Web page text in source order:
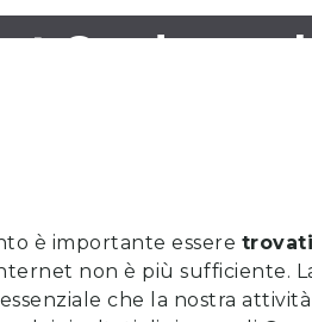
Cardano
è importante essere
non è più sufficiente.
che la nostra